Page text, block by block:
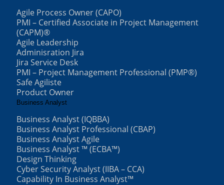
Agile Process Owner (CAPO)
PMI – Certified Associate in Project Management
(CAPM)®
Agile Leadership
Adminisration Jira
Jira Service Desk
PMI – Project Management Professional (PMP®)
Safe Agiliste
Product Owner
Business Analyst
Business Analyst (IQBBA)
Business Analyst Professional (CBAP)
Business Analyst Agile
Business Analyst ™ (ECBA™)
Design Thinking
Cyber Security Analyst (IIBA – CCA)
Capability In Business Analyst™